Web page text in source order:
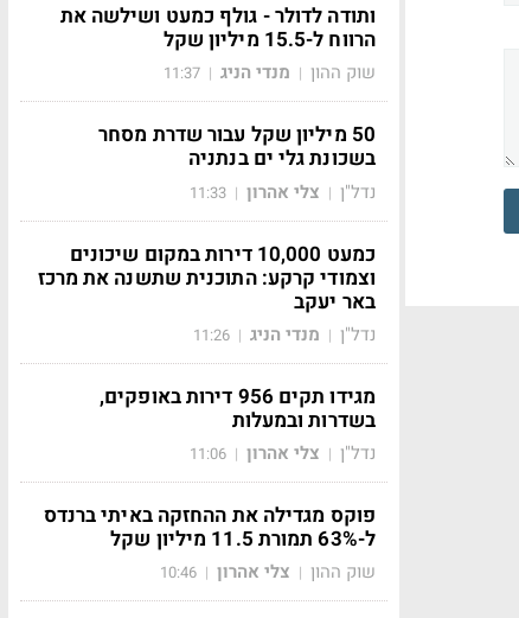
ותודה לדולר - גולף כמעט ושילשה את
הרווח ל-15.5 מיליון שקל
שוק ההון | מנדי הניג |
11:37
50 מיליון שקל עבור שדרת מסחר
בשכונת גלי ים בנתניה
נדל"ן | צלי אהרון |
11:33
כמעט 10,000 דירות במקום שיכונים
וצמודי קרקע: התוכנית שתשנה את מרכז
באר יעקב
נדל"ן | מנדי הניג |
11:26
מגידו תקים 956 דירות באופקים,
בשדרות ובמעלות
נדל"ן | צלי אהרון |
11:06
פוקס מגדילה את ההחזקה באיתי ברנדס
ל-63% תמורת 11.5 מיליון שקל
שוק ההון | צלי אהרון |
10:46